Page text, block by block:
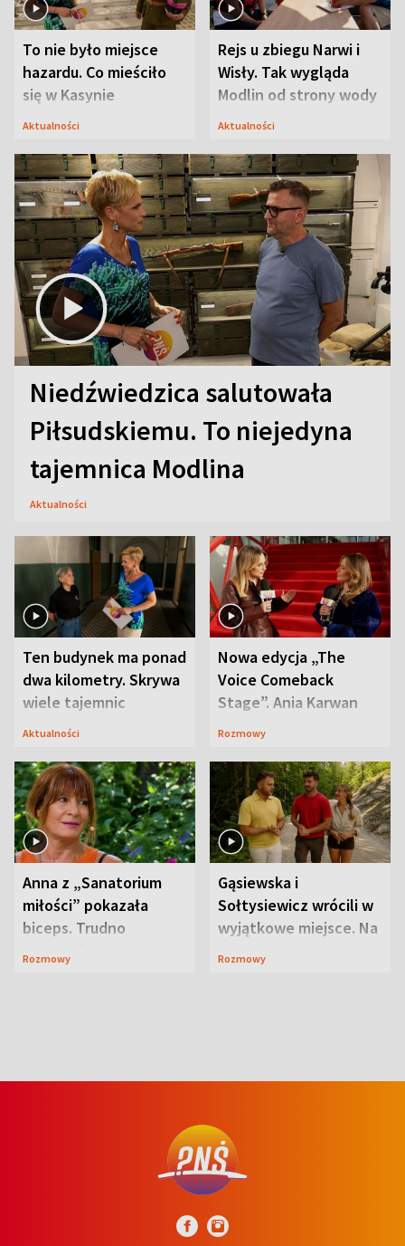
To nie było miejsce
hazardu. Co mieściło
się w Kasynie
Oficerskim?
Aktualności
Rejs u zbiegu Narwi i
Wisły. Tak wygląda
Modlin od strony wody
Aktualności
Niedźwiedzica salutowała
Piłsudskiemu. To niejedyna
tajemnica Modlina
Aktualności
Ten budynek ma ponad
dwa kilometry. Skrywa
wiele tajemnic
Aktualności
Nowa edycja „The
Voice Comeback
Stage”. Ania Karwan
zapowiada
Rozmowy
Anna z „Sanatorium
miłości” pokazała
biceps. Trudno
uwierzyć, co przeszła
Rozmowy
Gąsiewska i
Sołtysiewicz wrócili w
wyjątkowe miejsce. Na
szlaku czekał
Rozmowy